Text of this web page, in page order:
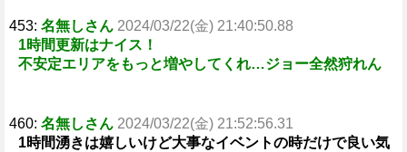
453: 名無しさん 2024/03/22(金) 21:40:50.88
1時間更新はナイス！
不安定エリアをもっと増やしてくれ…ジョー全然狩れん
460: 名無しさん 2024/03/22(金) 21:52:56.31
1時間湧きは嬉しいけど大事なイベントの時だけで良い気